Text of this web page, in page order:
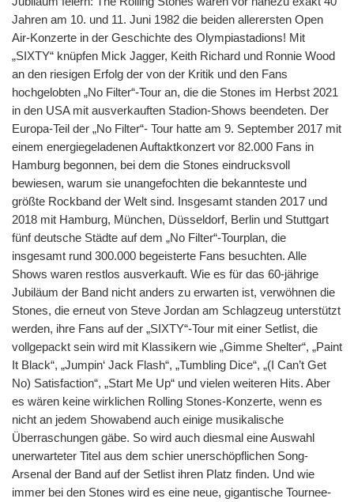
Jahren am 10. und 11. Juni 1982 die beiden allerersten Open
Air-Konzerte in der Geschichte des Olympiastadions! Mit
„SIXTY“ knüpfen Mick Jagger, Keith Richard und Ronnie Wood
an den riesigen Erfolg der von der Kritik und den Fans
hochgelobten „No Filter“-Tour an, die die Stones im Herbst 2021
in den USA mit ausverkauften Stadion-Shows beendeten. Der
Europa-Teil der „No Filter“- Tour hatte am 9. September 2017 mit
einem energiegeladenen Auftaktkonzert vor 82.000 Fans in
Hamburg begonnen, bei dem die Stones eindrucksvoll
bewiesen, warum sie unangefochten die bekannteste und
größte Rockband der Welt sind. Insgesamt standen 2017 und
2018 mit Hamburg, München, Düsseldorf, Berlin und Stuttgart
fünf deutsche Städte auf dem „No Filter“-Tourplan, die
insgesamt rund 300.000 begeisterte Fans besuchten. Alle
Shows waren restlos ausverkauft. Wie es für das 60-jährige
Jubiläum der Band nicht anders zu erwarten ist, verwöhnen die
Stones, die erneut von Steve Jordan am Schlagzeug unterstützt
werden, ihre Fans auf der „SIXTY“-Tour mit einer Setlist, die
vollgepackt sein wird mit Klassikern wie „Gimme Shelter“, „Paint
It Black“, „Jumpin‘ Jack Flash“, „Tumbling Dice“, „(I Can’t Get
No) Satisfaction“, „Start Me Up“ und vielen weiteren Hits. Aber
es wären keine wirklichen Rolling Stones-Konzerte, wenn es
nicht an jedem Showabend auch einige musikalische
Überraschungen gäbe. So wird auch diesmal eine Auswahl
unerwarteter Titel aus dem schier unerschöpflichen Song-
Arsenal der Band auf der Setlist ihren Platz finden. Und wie
immer bei den Stones wird es eine neue, gigantische Tournee-